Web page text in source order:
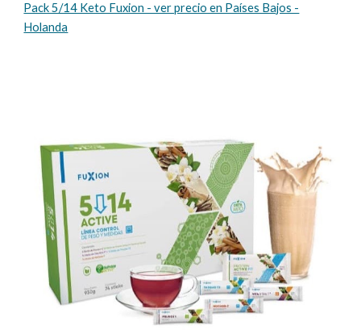
Pack 5/14 Keto Fuxion - ver precio en Países Bajos -
Holanda